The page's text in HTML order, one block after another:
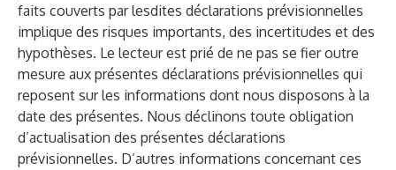
faits couverts par lesdites déclarations prévisionnelles
implique des risques importants, des incertitudes et des
hypothèses. Le lecteur est prié de ne pas se fier outre
mesure aux présentes déclarations prévisionnelles qui
reposent sur les informations dont nous disposons à la
date des présentes. Nous déclinons toute obligation
d’actualisation des présentes déclarations
prévisionnelles. D’autres informations concernant ces